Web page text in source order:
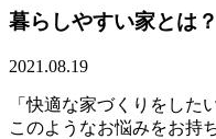
暮らしやすい家とは
2021.08.19
「快適な家づくりをした
このようなお悩みをお持